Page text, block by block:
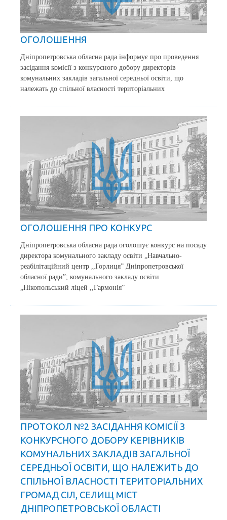
ОГОЛОШЕННЯ
Дніпропетровська обласна рада інформує про проведення
засідання комісії з конкурсного добору директорів
комунальних закладів загальної середньої освіти, що
належать до спільної власності територіальних
ОГОЛОШЕННЯ ПРО КОНКУРС
Дніпропетровська обласна рада оголошує конкурс на посаду
директора комунального закладу освіти „Навчально-
реабілітаційний центр ,,Горлиця” Дніпропетровської
обласної ради”; комунального закладу освіти
„Нікопольський ліцей ,,Гармонія”
ПРОТОКОЛ №2 ЗАСІДАННЯ КОМІСІЇ З
КОНКУРСНОГО ДОБОРУ КЕРІВНИКІВ
КОМУНАЛЬНИХ ЗАКЛАДІВ ЗАГАЛЬНОЇ
СЕРЕДНЬОЇ ОСВІТИ, ЩО НАЛЕЖИТЬ ДО
СПІЛЬНОЇ ВЛАСНОСТІ ТЕРИТОРІАЛЬНИХ
ГРОМАД СІЛ, СЕЛИЩ МІСТ
ДНІПРОПЕТРОВСЬКОЇ ОБЛАСТІ